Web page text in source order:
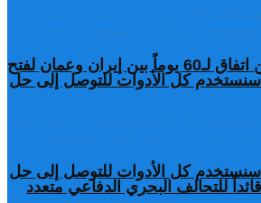
كل الأدوات للتوصل إلى حل
للتحالف البحري الدفاعي متعدد
إعلان وشيك عن اتفاق لـ60 يوماً بين إيران وعمان لفتح
كل الأدوات للتوصل إلى حل